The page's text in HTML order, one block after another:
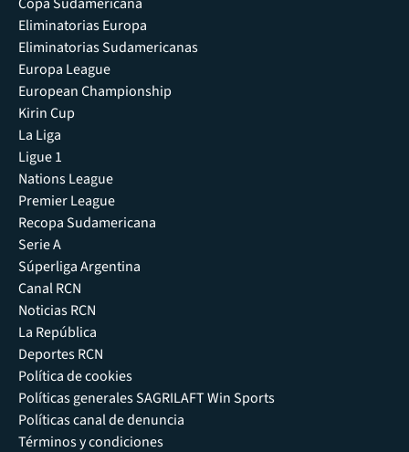
Eliminatorias Europa
Eliminatorias Sudamericanas
Europa League
European Championship
Kirin Cup
La Liga
Ligue 1
Nations League
Premier League
Recopa Sudamericana
Serie A
Súperliga Argentina
Canal RCN
Noticias RCN
La República
Deportes RCN
Política de cookies
Políticas generales SAGRILAFT Win Sports
Políticas canal de denuncia
Términos y condiciones